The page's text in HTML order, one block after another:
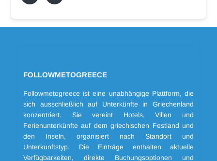
FOLLOWMETOGREECE
Followmetogreece ist eine unabhängige Plattform, die
sich ausschließlich auf Unterkünfte in Griechenland
konzentriert. Sie vereint Hotels, Villen und
Ferienunterkünfte auf dem griechischen Festland und
den Inseln, organisiert nach Standort und
Unterkunftstyp. Die Einträge enthalten aktuelle
Verfügbarkeiten, direkte Buchungsoptionen und